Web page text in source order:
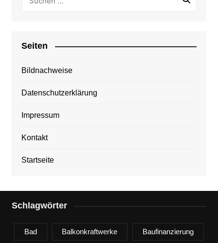
Seiten
Bildnachweise
Datenschutzerklärung
Impressum
Kontakt
Startseite
Schlagwörter
Bad Balkonkraftwerke Baufinanzierung